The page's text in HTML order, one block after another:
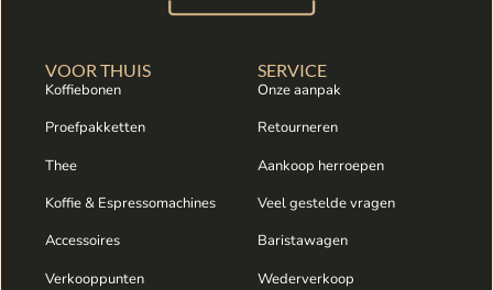
VOOR THUIS
Koffiebonen
Proefpakketten
Thee
Koffie & Espressomachines
Accessoires
Verkooppunten
SERVICE
Onze aanpak
Retourneren
Aankoop herroepen
Veel gestelde vragen
Baristawagen
Wederverkoop